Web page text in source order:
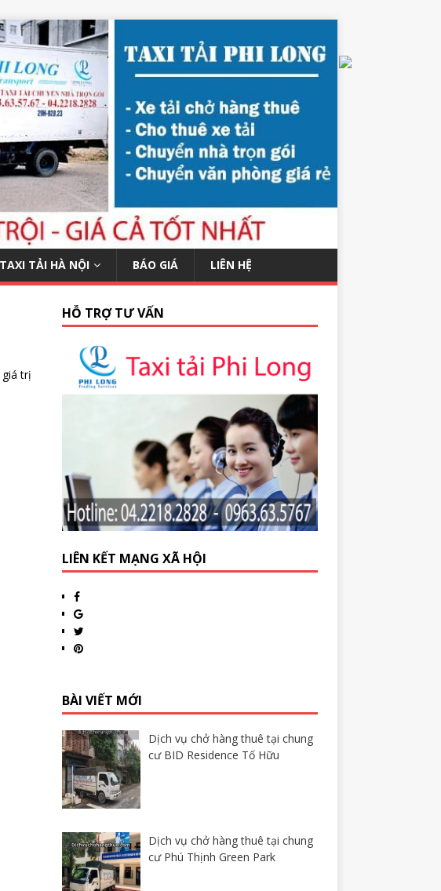
TẢI HÀ NỘI BÁO GIÁ LIÊN HỆ
trị
HỖ TRỢ TƯ VẤN
LIÊN KẾT MẠNG XÃ HỘI
BÀI VIẾT MỚI
Dịch vụ chở hàng thuê tại chung
cư BID Residence Tố Hữu
Dịch vụ chở hàng thuê tại chung
cư Phú Thịnh Green Park